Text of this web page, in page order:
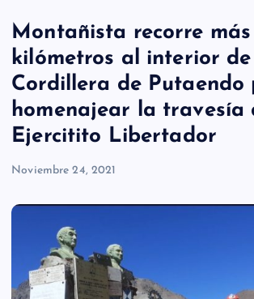
Montañista recorre más
kilómetros al interior
Cordillera de Putaendo
homenajear la travesía
Ejercitito Libertador
Noviembre 24, 2021